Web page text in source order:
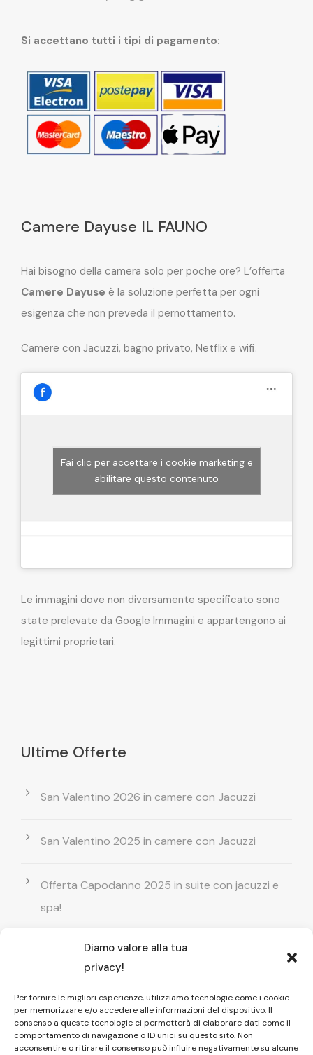
Diamo valore alla tua
privacy!
Per fornire le migliori esperienze, utilizziamo tecnologie come i cookie
per memorizzare e/o accedere alle informazioni del dispositivo. Il
consenso a queste tecnologie ci permetterà di elaborare dati come il
comportamento di navigazione o ID unici su questo sito. Non
acconsentire o ritirare il consenso può influire negativamente su alcune
Si accettano tutti i tipi di pagamento:
Camere Dayuse IL FAUNO
Hai bisogno della camera solo per poche ore? L’offerta
Camere Dayuse è la soluzione perfetta per ogni
esigenza che non preveda il pernottamento.
Camere con Jacuzzi, bagno privato, Netflix e wifi.
Fai clic per accettare i cookie marketing e
abilitare questo contenuto
Le immagini dove non diversamente specificato sono
state prelevate da Google Immagini e appartengono ai
legittimi proprietari.
Ultime Offerte
San Valentino 2026 in camere con Jacuzzi
San Valentino 2025 in camere con Jacuzzi
Offerta Capodanno 2025 in suite con jacuzzi e
spa!
Offerta Natale in camera con vasca
idromassaggio ! Prenota il tuo relax esclusivo
Entrata GRATUITA in Piscina esterna! Il tuo relax
di coppia